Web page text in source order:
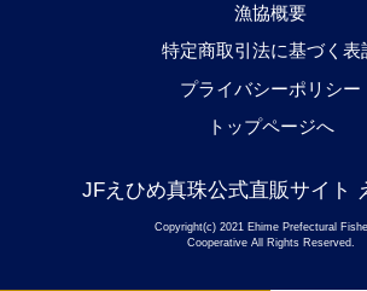
漁協概要
特定商取引法に基づく表
プライバシーポリシー
トップページへ
JFえひめ真珠公式直販サイト
Copyright(c) 2021 Ehime Prefectural
Cooperative All Rights Reserved.